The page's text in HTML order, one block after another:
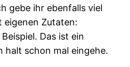
gebe ihr ebenfalls viel
eigenen Zutaten:
Das ist ein
halt schon mal eingehe.